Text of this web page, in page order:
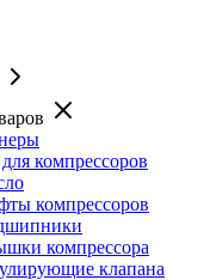
компрессоров
компрессоров
компрессора
клапана